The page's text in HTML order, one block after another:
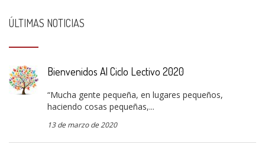
ÚLTIMAS NOTICIAS
Bienvenidos Al Ciclo Lectivo 2020
“Mucha gente pequeña, en lugares pequeños,
haciendo cosas pequeñas,...
13 de marzo de 2020